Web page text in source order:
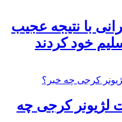
با نتیجه عجیب
خود کردند
لژیونر کرجی چه